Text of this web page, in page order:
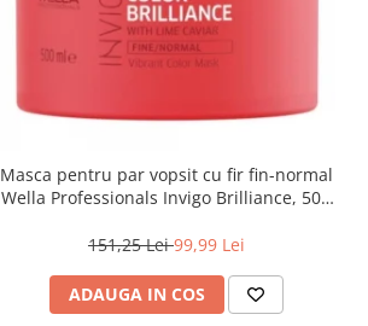
Masca pentru par vopsit cu fir fin-normal
Wella Professionals Invigo Brilliance, 500
151,25 Lei99,99 Lei
ADAUGA IN COS